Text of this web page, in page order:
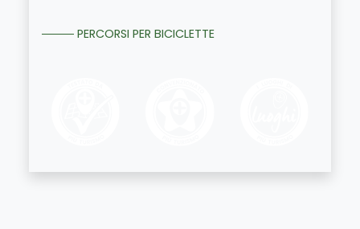
PERCORSI PER BICICLETTE